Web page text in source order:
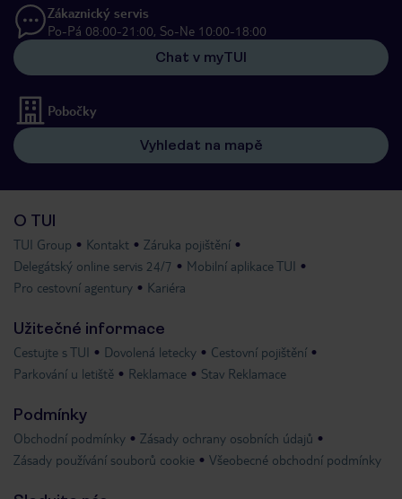
Zákaznický servis
Po-Pá 08:00-21:00, So-Ne 10:00-18:00
Chat v myTUI
Pobočky
Vyhledat na mapě
O TUI
TUI Group Kontakt
Záruka pojištění
Delegátský online servis 24/7
Mobilní aplikace TUI
Pro cestovní agentury
Kariéra
Užitečné informace
Cestujte s TUI Dovolená letecky
Cestovní pojištění
Parkování u letiště
Reklamace Stav Reklamace
Podmínky
Obchodní podmínky
Zásady ochrany osobních údajů
Zásady používání souborů cookie
Všeobecné obchodní podmínky